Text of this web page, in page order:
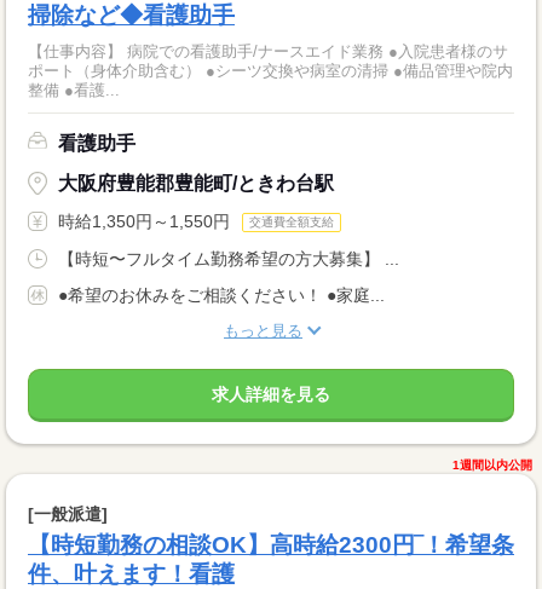
掃除など◆看護助手
【仕事内容】 病院での看護助手/ナースエイド業務 ●入院患者様のサ
ポート（身体介助含む） ●シーツ交換や病室の清掃 ●備品管理や院内
整備 ●看護...
看護助手
大阪府豊能郡豊能町/ときわ台駅
時給1,350円～1,550円 交通費全額支給
【時短〜フルタイム勤務希望の方大募集】 ...
●希望のお休みをご相談ください！ ●家庭...
もっと見る
求人詳細を見る
1週間以内公開
[一般派遣]
【時短勤務の相談OK】高時給2300円‾！希望条
件、叶えます！看護